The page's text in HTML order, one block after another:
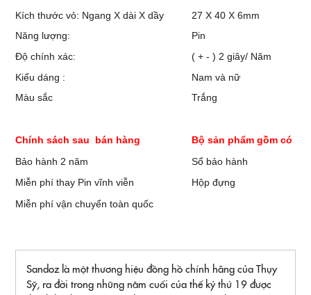
Kích thước vỏ: Ngang X dài X dầy
27 X 40 X 6mm
Năng lượng:
Pin
Độ chính xác:
( + - ) 2 giây/ Năm
Kiểu dáng :
Nam và nữ
Màu sắc
Trắng
Chính sách sau bán hàng
Bộ sản phẩm gồm có
Bảo hành 2 năm
Sổ bảo hành
Miễn phí thay Pin vĩnh viễn
Hộp đựng
Miễn phí vận chuyển toàn quốc
Sandoz là một thương hiệu đồng hồ chính hãng của Thụy
Sỹ, ra đời trong những năm cuối của thế kỷ thứ 19 được